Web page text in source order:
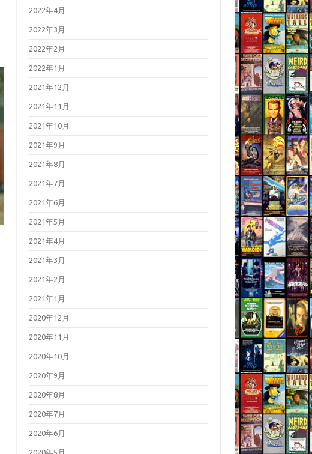
2022年4月
2022年3月
2022年2月
2022年1月
2021年12月
2021年11月
2021年10月
2021年9月
2021年8月
2021年7月
2021年6月
2021年5月
2021年4月
2021年3月
2021年2月
2021年1月
2020年12月
2020年11月
2020年10月
2020年9月
2020年8月
2020年7月
2020年6月
2020年5月